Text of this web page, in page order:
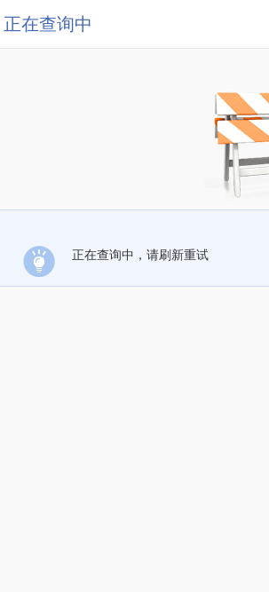
正在查询中
正在查询中，请刷新重试